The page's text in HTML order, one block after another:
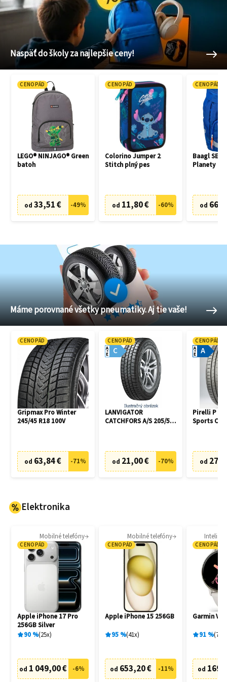
Naspäť do školy za najlepšie ceny!
CENOPÁD
LEGO® NINJAGO® Green
batoh
od 33,51 € -49%
CENOPÁD
Colorino Jumper 2
Stitch plný pes
od 11,80 € -60%
CENOPÁD
Baagl SET
Planety
od
Máme porovnané všetky pneumatiky. Aj tie vaše!
CENOPÁD
Gripmax Pro Winter
245/45 R18 100V
od 63,84 € -71%
CENOPÁD
C
A
E
LANVIGATOR
CATCHFORS A/S 205/55
od 21,00 € -70%
CENOPÁD
A
A
E
Pirelli P
Sports Car
od
Elektronika
Mobilné telefóny
CENOPÁD
Apple iPhone 17 Pro
256GB Silver
90% 25x
od 1 049,00 € -6%
Mobilné telefóny
CENOPÁD
Apple iPhone 15 256GB
95% 41x
od 653,20 € -11%
CENOPÁD
Garmin
91% 77
od